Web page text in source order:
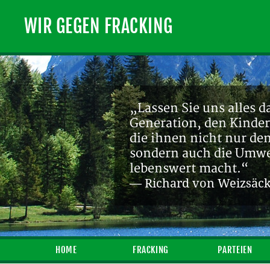
WIR GEGEN FRACKING
„Lassen Sie uns alles
Generation, den
die ihnen nicht nur
sondern auch die
lebenswert macht.“
— Richard von
HOME FRACKING PARTEIEN